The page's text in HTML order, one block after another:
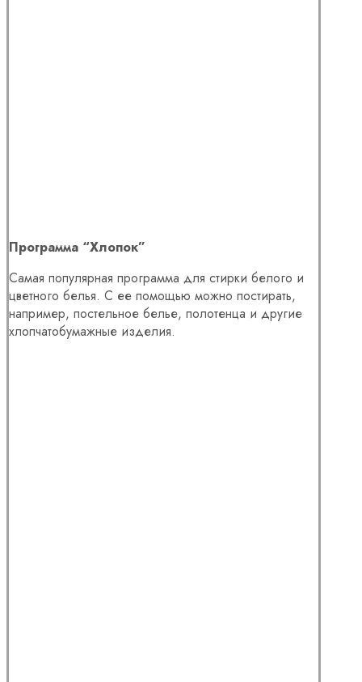
Программа “Хлопок”
Самая популярная программа для стирки белого и
цветного белья. С ее помощью можно постирать,
например, постельное белье, полотенца и другие
хлопчатобумажные изделия.